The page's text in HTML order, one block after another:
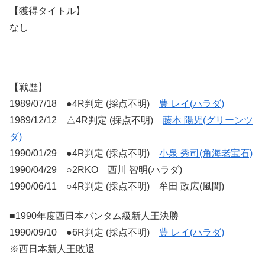
【獲得タイトル】
なし
【戦歴】
1989/07/18 ●4R判定 (採点不明) 豊 レイ(ハラダ)
1989/12/12 △4R判定 (採点不明) 藤本 陽児(グリーンツ
ダ)
1990/01/29 ●4R判定 (採点不明) 小泉 秀司(角海老宝石)
1990/04/29 ○2RKO 西川 智明(ハラダ)
1990/06/11 ○4R判定 (採点不明) 牟田 政広(風間)
■1990年度西日本バンタム級新人王決勝
1990/09/10 ●6R判定 (採点不明) 豊 レイ(ハラダ)
※西日本新人王敗退